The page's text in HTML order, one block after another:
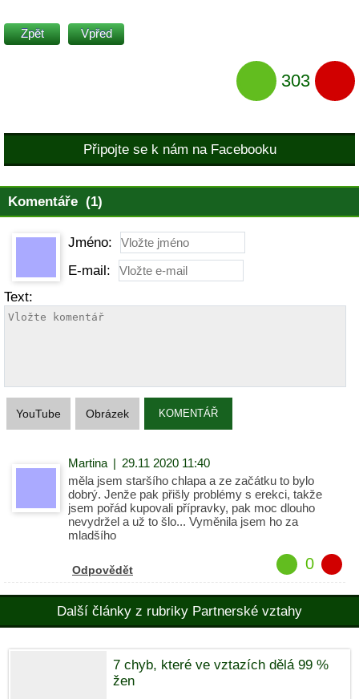
Zpět Vpřed
303
Připojte se k nám na Facebooku
Komentáře (1)
Jméno:
E-mail:
Text:
YouTube Obrázek KOMENTÁŘ
Martina | 29.11 2020 11:40
měla jsem staršího chlapa a ze začátku to bylo
dobrý. Jenže pak přišly problémy s erekci, takže
jsem pořád kupovali přípravky, pak moc dlouho
nevydržel a už to šlo... Vyměnila jsem ho za
mladšího
Odpovědět 0
Další články z rubriky Partnerské vztahy
7 chyb, které ve vztazích dělá 99 %
žen